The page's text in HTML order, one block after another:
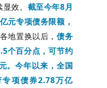
效。 截至今年8月
元专项债务限额，
各地置换以后， 债务
个百分点，可节约
。今年以来，全国
项债券2.78万亿